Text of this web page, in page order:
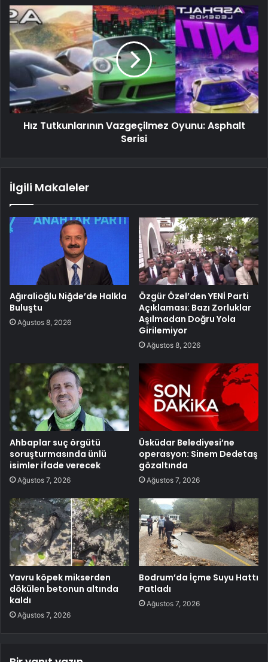
Hız Tutkunlarının Vazgeçilmez Oyunu: Asphalt
Serisi
İlgili Makaleler
Ağıralioğlu Niğde’de Halkla
Buluştu
Ağustos 8, 2026
Özgür Özel’den YENİ Parti
Açıklaması: Bazı Zorluklar
Aşılmadan Doğru Yola
Girilemiyor
Ağustos 8, 2026
Ahbaplar suç örgütü
soruşturmasında ünlü
isimler ifade verecek
Ağustos 7, 2026
Üsküdar Belediyesi’ne
operasyon: Sinem Dedetaş
gözaltında
Ağustos 7, 2026
Yavru köpek mikserden
dökülen betonun altında
kaldı
Ağustos 7, 2026
Bodrum’da İçme Suyu Hattı
Patladı
Ağustos 7, 2026